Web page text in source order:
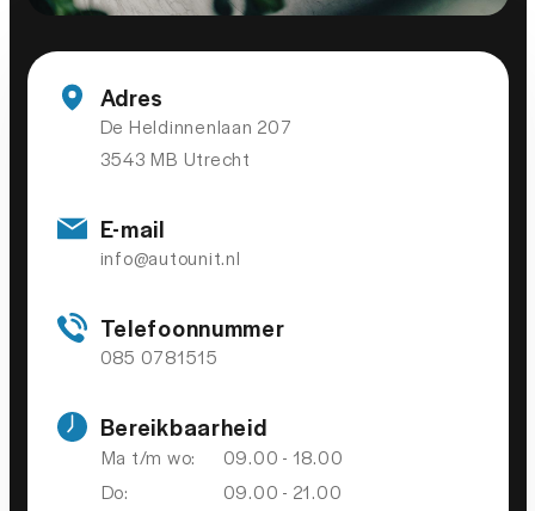
Adres
De Heldinnenlaan 207
3543 MB Utrecht
E-mail
info@autounit.nl
Telefoonnummer
085 0781515
Bereikbaarheid
Ma t/m wo:
09.00 - 18.00
Do:
09.00 - 21.00